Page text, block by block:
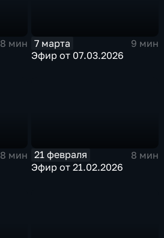
8 мин
7 марта
9 мин
Эфир от 07.03.2026
8 мин
21 февраля
8 мин
Эфир от 21.02.2026